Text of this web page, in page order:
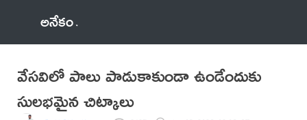
అనేకం
వేసవిలో పాలు పాడుకాకుండా ఉండేందుకు
సులభమైన చిట్కాలు